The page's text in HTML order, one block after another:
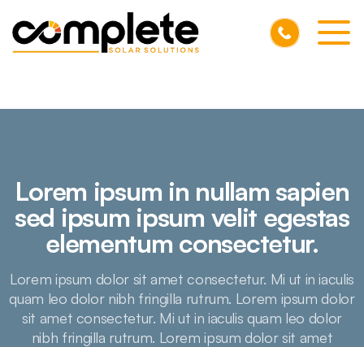
Skip to Main Content
FAQs
Contact
Lorem ipsum in nullam sapien
sed ipsum ipsum velit egestas
elementum consectetur.
Lorem ipsum dolor sit amet consectetur. Mi ut in iaculis
quam leo dolor nibh fringilla rutrum. Lorem ipsum dolor
sit amet consectetur. Mi ut in iaculis quam leo dolor
nibh fringilla rutrum. Lorem ipsum dolor sit amet